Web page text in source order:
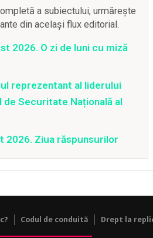
a subiectului, urmărește
din același flux editorial.
2026. O zi de luni cu miză
reprezentant al liderului
de Securitate Națională al
2026. Ziua răspunsurilor
Codul de conduită Drept la